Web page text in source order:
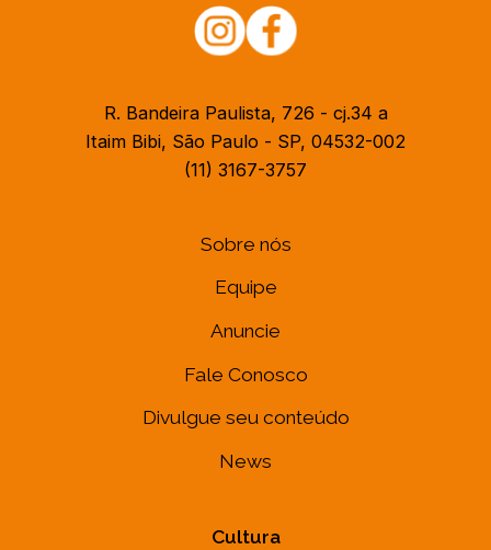
R. Bandeira Paulista, 726 - cj.34 a
Itaim Bibi, São Paulo - SP, 04532-002
(11) 3167-3757
Sobre nós
Equipe
Anuncie
Fale Conosco
Divulgue seu conteúdo
News
Cultura